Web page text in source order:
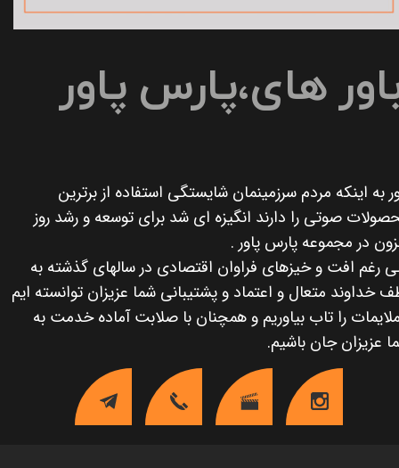
های،پارس پاور
به اینکه مردم سرزمینمان شایستگی استفاده از برترین
صوتی را دارند انگیزه ای شد برای توسعه و رشد روز
در مجموعه پارس پاور .
رغم افت و خیزهای فراوان اقتصادی در سالهای گذشته به
خداوند متعال و اعتماد و پشتیبانی شما عزیزان توانسته ایم
را تاب بیاوریم و همچنان با صلابت آماده خدمت به
عزیزان جان باشیم.